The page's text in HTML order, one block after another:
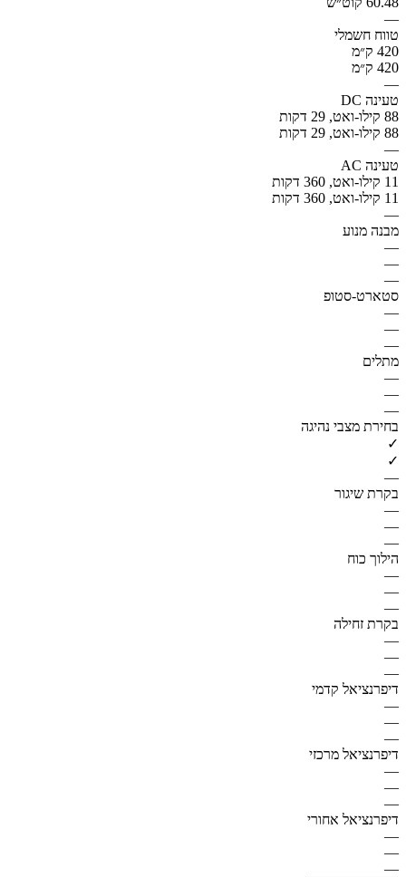
—
טווח חשמלי
420 ק״מ
420 ק״מ
—
טעינה DC
88 קילו-ואט, 29 דקות
88 קילו-ואט, 29 דקות
—
טעינה AC
11 קילו-ואט, 360 דקות
11 קילו-ואט, 360 דקות
—
מבנה מנוע
—
—
—
סטארט-סטופ
—
—
—
מתלים
—
—
—
בחירת מצבי נהיגה
✓
✓
—
בקרת שיגור
—
—
—
הילוך כוח
—
—
—
בקרת זחילה
—
—
—
דיפרנציאל קדמי
—
—
—
דיפרנציאל מרכזי
—
—
—
דיפרנציאל אחורי
—
—
—